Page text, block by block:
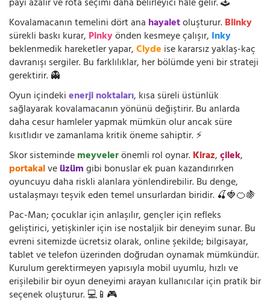
payı azalır ve rota seçimi daha belirleyici hâle gelir. 🕹️
Kovalamacanın temelini dört ana hayaletoluşturur.Blinky
sürekli baskı kurar, Pinkyönden kesmeye çalışır, Inky
beklenmedik hareketler yapar,Clyde ise kararsız yaklaş-kaç
davranışı sergiler. Bu farklılıklar, her bölümde yeni bir strateji
gerektirir. 👻
Oyun içindekienerji noktaları, kısa süreli üstünlük
sağlayarak kovalamacanın yönünü değiştirir. Bu anlarda
daha cesur hamleler yapmak mümkün olur ancak süre
kısıtlıdır ve zamanlama kritik öneme sahiptir. ⚡
Skor sistemindemeyvelerönemli rol oynar.Kiraz,çilek,
portakalveüzümgibi bonuslar ek puan kazandırırken
oyuncuyu daha riskli alanlara yönlendirebilir. Bu denge,
ustalaşmayı teşvik eden temel unsurlardan biridir. 🍒🍓🍊🍇
Pac-Man; çocuklar için anlaşılır, gençler için refleks
geliştirici, yetişkinler için ise nostaljik bir deneyim sunar. Bu
evreni sitemizde ücretsiz olarak, online şekilde; bilgisayar,
tablet ve telefon üzerinden doğrudan oynamak mümkündür.
Kurulum gerektirmeyen yapısıyla mobil uyumlu, hızlı ve
erişilebilir bir oyun deneyimi arayan kullanıcılar için pratik bir
seçenek oluşturur. 💻📱🎮